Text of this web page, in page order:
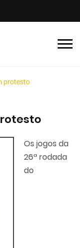
protesto
Os jogos da
26ª rodada
do